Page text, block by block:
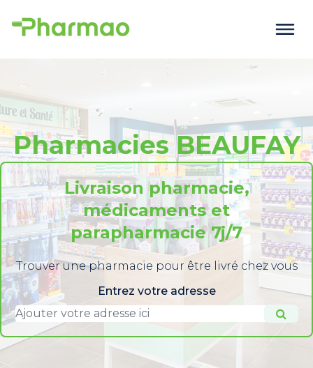
Pharmacies BEAUFAY
Livraison pharmacie,
médicaments et
parapharmacie 7j/7
Trouver une pharmacie pour être livré chez vous
Entrez votre adresse